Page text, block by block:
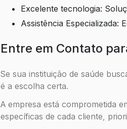
excelente tecnologia:
Assistência
Entre em Contato
Se sua instituição de saúde
é a escolha certa.
A empresa está comprometida
específicas de cada cliente,